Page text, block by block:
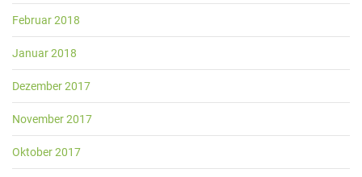
Februar 2018
Januar 2018
Dezember 2017
November 2017
Oktober 2017